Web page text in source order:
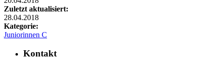
Zuletzt aktualisiert:
28.04.2018
Kategorie:
Juniorinnen C
Kontakt